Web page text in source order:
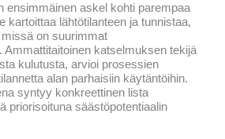
ensimmäinen askel kohti parempaa
kartoittaa lähtötilanteen ja tunnistaa,
on suurimmat
Ammattitaitoinen katselmuksen tekijä
kulutusta, arvioi prosessien
alan parhaisiin käytäntöihin.
syntyy konkreettinen lista
priorisoituna säästöpotentiaalin